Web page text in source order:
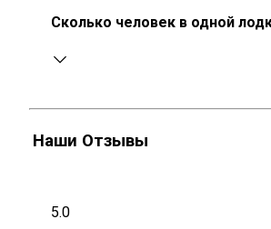
Сколько человек в одной
Наши Отзывы
5.0